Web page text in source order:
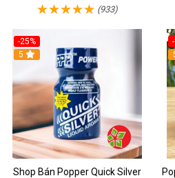
(933)
-25%
5
Shop Bán Popper Quick Silver